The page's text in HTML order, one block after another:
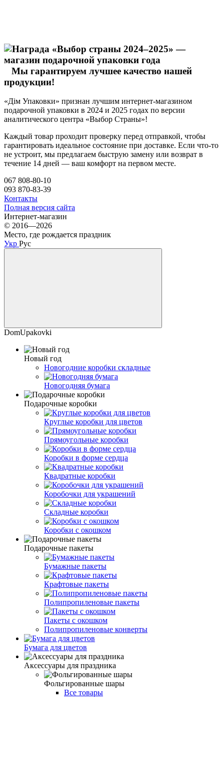
Мы гарантируем лучшее качество нашей
продукции!
«Дім Упаковки» признан лучшим интернет-магазином
подарочной упаковки в 2024 и 2025 годах по версии
аналитического центра «Выбор Страны»!
Каждый товар проходит проверку перед отправкой, чтобы
гарантировать идеальное состояние при доставке. Если что-то
не устроит, мы предлагаем быструю замену или возврат в
течение 14 дней — ваш комфорт на первом месте.
067 808-80-10
093 870-83-39
Контакты
Полная версия сайта
Интернет-магазин
© 2016—2026
Место, где рождается праздник
Укр Рус
DomUpakovki
Новый год
Новогодние коробки складные
Новогодняя бумага
Подарочные коробки
Круглые коробки для цветов
Прямоугольные коробки
Коробки в форме сердца
Квадратные коробки
Коробочки для украшений
Складные коробки
Коробки с окошком
Подарочные пакеты
Бумажные пакеты
Крафтовые пакеты
Полипропиленовые пакеты
Пакеты с окошком
Полипропиленовые конверты
Бумага для цветов
Аксессуары для праздника
Фольгированные шары
Все товары